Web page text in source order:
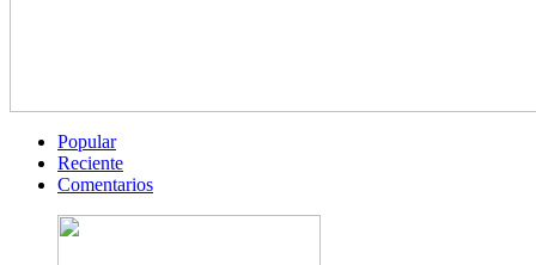
Popular
Reciente
Comentarios